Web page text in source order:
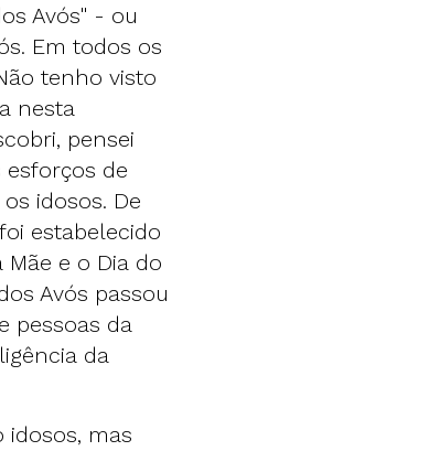
Avós" - ou
Em todos os
tenho visto
nesta
pensei
de
idosos. De
estabelecido
e o Dia do
Avós passou
pessoas da
da
idosos, mas